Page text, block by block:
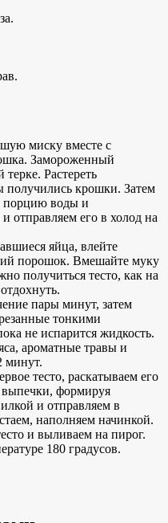
миску вместе с
Замороженный
Растереть
получились крошки. Затем
порцию воды и
отправляем его в холод на
яйца, влейте
порошок. Вмешайте муку
получиться тесто, как на
пары минут, затем
тонкими
не испарится жидкость.
ароматные травы и
минут.
тесто, раскатываем его
формируя
и отправляем в
наполняем начинкой.
и выливаем на пирог.
180 градусов.